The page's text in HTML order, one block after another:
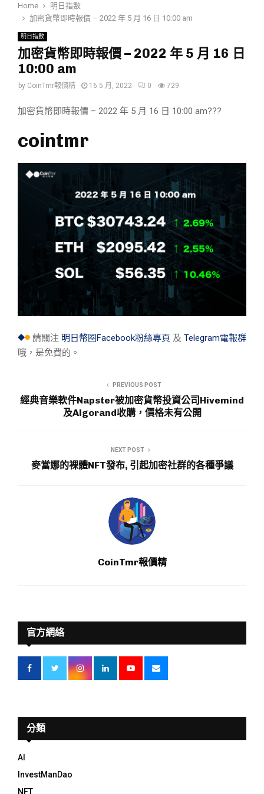
Home
明日指數
加密貨幣即時報價 – 2022 年 5 月 16 日 10:00 am
明日指數
加密貨幣即時報價 – 2022 年 5 月 16 日
10:00 am
by CoinTmr報價精 16 5 月, 2022 0 729
加密貨幣即時報價 – 2022 年 5 月 16 日 10:00 am???
cointmr
請關注 明日幣圈Facebook粉絲專頁 及 Telegram電報群
哦，是免費的。
PREVIOUS POST
經典音樂軟件Napster被加密貨幣投資公司Hivemind
及Algorand收購，價格未有公開
NEXT POST
麥當娜的裸體NFT發布, 引起加密社群的各種爭議
CoinTmr報價精
官方網絡
分類
AI
InvestManDao
NFT